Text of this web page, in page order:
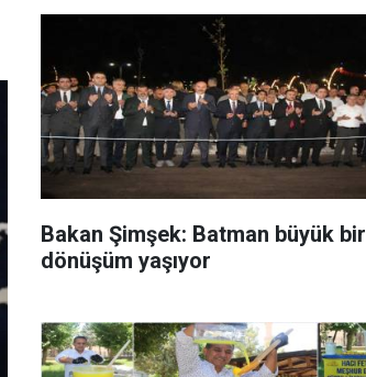
Bakan Şimşek: Batman büyük bir
dönüşüm yaşıyor